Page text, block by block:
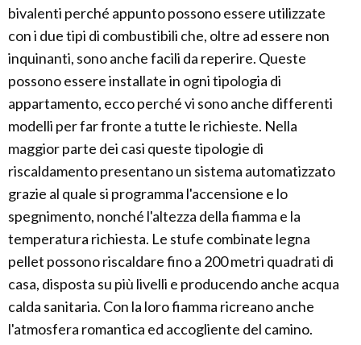
bivalenti perché appunto possono essere utilizzate
con i due tipi di combustibili che, oltre ad essere non
inquinanti, sono anche facili da reperire. Queste
possono essere installate in ogni tipologia di
appartamento, ecco perché vi sono anche differenti
modelli per far fronte a tutte le richieste. Nella
maggior parte dei casi queste tipologie di
riscaldamento presentano un sistema automatizzato
grazie al quale si programma l'accensione e lo
spegnimento, nonché l'altezza della fiamma e la
temperatura richiesta. Le stufe combinate legna
pellet possono riscaldare fino a 200 metri quadrati di
casa, disposta su più livelli e producendo anche acqua
calda sanitaria. Con la loro fiamma ricreano anche
l'atmosfera romantica ed accogliente del camino.